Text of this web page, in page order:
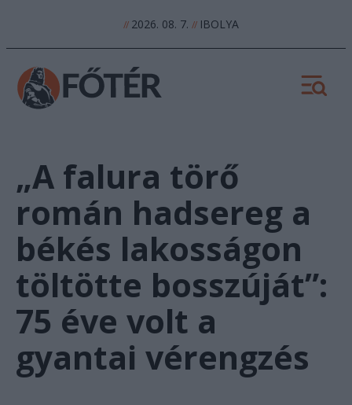
//2026. 08. 7. //IBOLYA
„A falura törő
román hadsereg a
békés lakosságon
töltötte bosszúját”:
75 éve volt a
gyantai vérengzés